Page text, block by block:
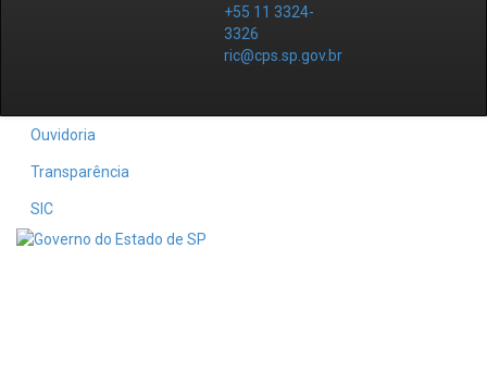
+55 11 3324-
3326
ric@cps.sp.gov.br
Ouvidoria
Transparência
SIC